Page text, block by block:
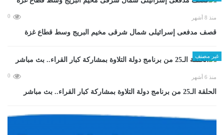
منذ 8 أشهر 0
قصف مدفعى إسرائيلى شمال شرقى مخيم البريج وسط قطاع غزة
غير مصنف
منذ 6 أشهر 0
الحلقة الـ25 من برنامج دولة التلاوة بمشاركة كبار القراء.. بث مباشر